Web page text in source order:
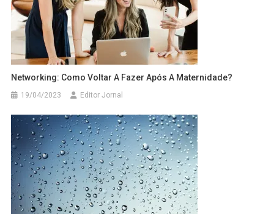
Networking: Como Voltar A Fazer Após A Maternidade?
19/04/2023 Editor Jornal